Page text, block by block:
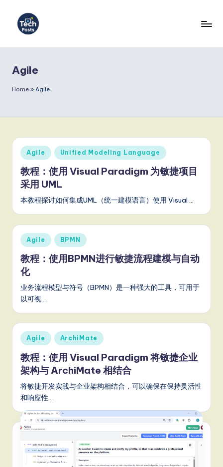
c
h
s
t
s
S
m
p
li
fi
e
d
C
hi
n
e
s
e
-
Agile
Home » Agile
Posted
in
Agile Unified Modeling Language
教程：使用 Visual Paradigm 为敏捷项目
采用 UML
本教程探讨如何集成UML（统一建模语言）使用 Visual …
Posted
in
Agile BPMN
教程：使用BPMN进行敏捷流程建模与自动
化
业务流程模型与符号（BPMN）是一种强大的工具，可用于
以可视…
Posted
in
Agile ArchiMate
教程：使用 Visual Paradigm 将敏捷企业
架构与 ArchiMate 相结合
将敏捷开发实践与企业架构相结合，可以确保在保持灵活性
和响应性…